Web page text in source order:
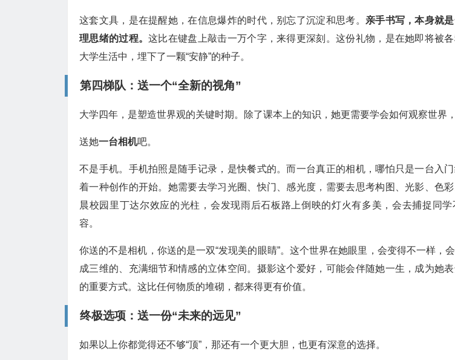
这套文具，是在提醒她，在信息爆炸的时代，别忘了沉淀和思考。 亲手书写，本身就
理思绪的过程。这比在键盘上敲击一万个字，来得更深刻。这份礼物，是在她即将被
大学生活中，埋下了一颗“安静”的种子。
第四梯队：送一个“全新的视角”
大学四年，是塑造世界观的关键时期。除了课本上的知识，她更需要学会如何观察世界
送她一台相机吧。
不是手机。手机拍照是随手记录，是快餐式的。而一台真正的相机，哪怕只是一台入
着一种创作的开始。她需要去学习光圈、快门、感光度，需要去思考构图、光影、色
晨校园里丁达尔效应的光柱，会发现雨后石板路上倒映的灯火有多美，会去捕捉同
容。
你送的不是相机，你送的是一双“发现美的眼睛”。这个世界在她眼里，会变得不一样，
成三维的、充满细节和情感的立体空间。摄影这个爱好，可能会伴随她一生，成为她
的重要方式。这比任何物质的堆砌，都来得更有价值。
终极选项：送一份“未来的远见”
如果以上你都觉得还不够“顶”，那还有一个更大胆，也更有深意的选择。